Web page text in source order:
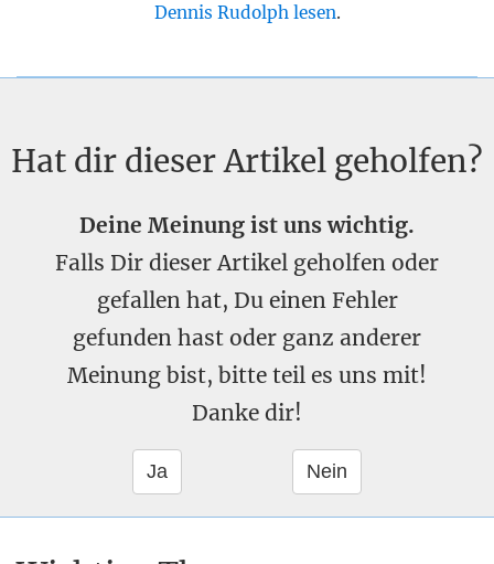
Dennis Rudolph lesen.
Hat dir dieser Artikel geholfen?
Deine Meinung ist uns wichtig.
Falls Dir dieser Artikel geholfen oder
gefallen hat, Du einen Fehler
gefunden hast oder ganz anderer
Meinung bist, bitte teil es uns mit!
Danke dir!